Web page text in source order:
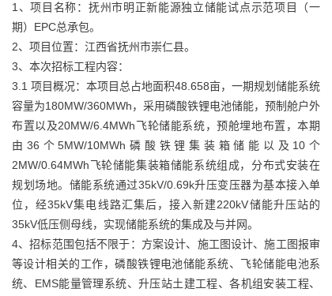
1、项目名称：抚州市明正新能源独立储能试点示范项目（一
期）EPC总承包。
2、项目位置：江西省抚州市崇仁县。
3、本次招标工程内容：
3.1 项目概况：本项目总占地面积48.658亩，一期规划储能系统
容量为180MW/360MWh，采用磷酸铁锂电池储能，预制舱户外
布置以及20MW/6.4MWh飞轮储能系统，预舱埋地布置，本期
由36个5MW/10MWh磷酸铁锂集装箱储能以及10个
2MW/0.64MWh飞轮储能集装箱储能系统组成，分布式安装在
规划场地。储能系统通过35kV/0.69k升压变压器为基本接入单
位，经35kV集电线路汇集后，接入新建220kV储能升压站的
35kV低压侧母线，实现储能系统的集成及与并网。
4、招标范围包括不限于：方案设计、施工图设计、施工图报审
等设计相关的工作，磷酸铁锂电池储能系统、飞轮储能电池系
统、EMS能量管理系统、升压站土建工程、各机组安装工程、